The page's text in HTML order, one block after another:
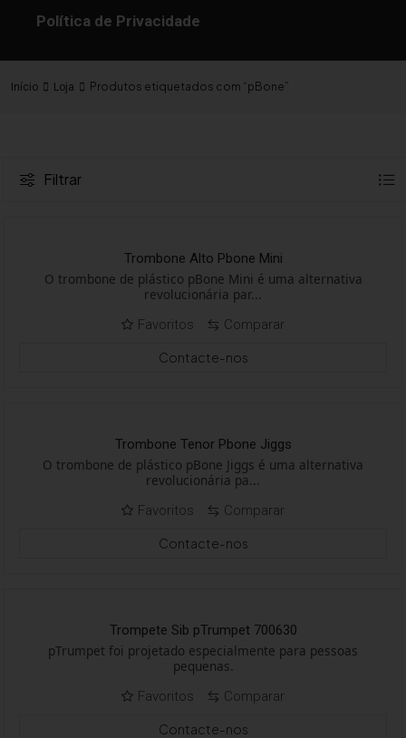
Política de Privacidade
Início Loja Produtos etiquetados com “pBone”
Filtrar
Trombone Alto Pbone Mini
O trombone de plástico pBone Mini é uma alternativa
revolucionária par...
Favoritos
Comparar
Contacte-nos
Trombone Tenor Pbone Jiggs
O trombone de plástico pBone Jiggs é uma alternativa
revolucionária pa...
Favoritos
Comparar
Contacte-nos
Trompete Sib pTrumpet 700630
pTrumpet foi projetado especialmente para pessoas
pequenas.
Favoritos
Comparar
Contacte-nos